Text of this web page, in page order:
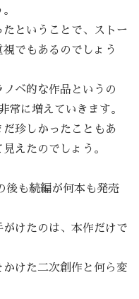
ということで、ストー
でもあるのでしょう
ベ的な作品というの
に増えていきます。
珍しかったこともあ
えたのでしょう。
後も続編が何本も発売
けたのは、本作だけで
けた二次創作と何ら変